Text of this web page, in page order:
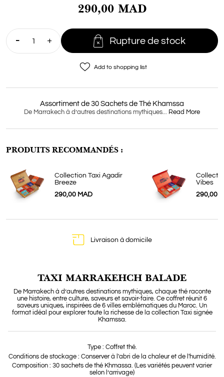
Assortiment de 30 Sachets de Thé Khamssa
De Marrakech à d’autres destinations mythiques... Read More
290,00 MAD
 Rupture de stock
favorite_border Add to shopping list
PRODUITS RECOMMANDÉS :
Collection Taxi Agadir
Breeze
290,00 MAD
Vibes
290,00
Livraison à domicile
TAXI MARRAKEHCH BALADE
De Marrakech à d’autres destinations mythiques, chaque thé raconte
une histoire, entre culture, saveurs et savoir-faire. Ce coffret réunit 6
saveurs uniques, inspirées de 6 villes emblématiques du Maroc. Un
format idéal pour explorer toute la richesse de la collection Taxi signée
Khamssa.
Type : Coffret thé.
Conditions de stockage : Conserver à l'abri de la chaleur et de l'humidité.
Composition : 30 sachets de thé Khmassa. (Les variétés peuvent varier
selon l’arrivage)